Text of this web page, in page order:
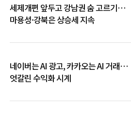
세제개편 앞두고 강남권 숨 고르기…
마용성·강북은 상승세 지속
네이버는 AI 광고, 카카오는 AI 거래…
엇갈린 수익화 시계